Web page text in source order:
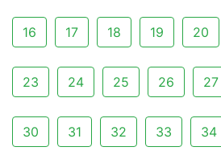
16 17 18 19 20
23 24 25 26 27
30 31 32 33 34